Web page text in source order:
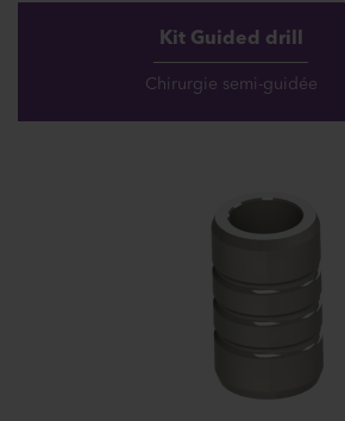
Kit Guided drill
Chirurgie semi-guidée